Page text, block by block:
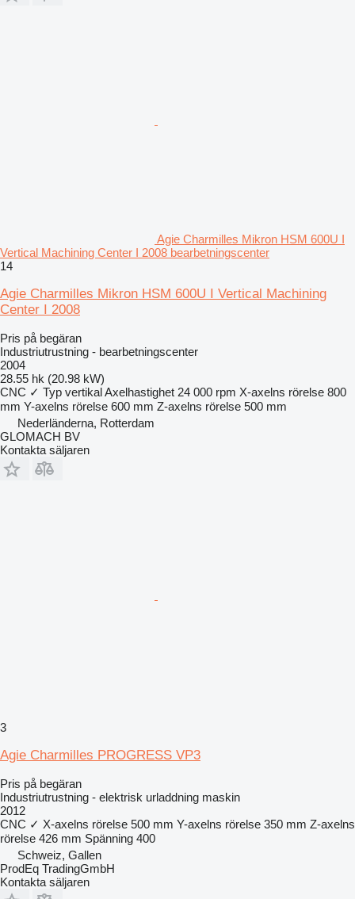
Agie Charmilles Mikron HSM 600U I
Vertical Machining Center I 2008 bearbetningscenter
14
Agie Charmilles Mikron HSM 600U I Vertical Machining
Center I 2008
Pris på begäran
Industriutrustning - bearbetningscenter
2004
28.55 hk (20.98 kW)
CNC ✓ Typ vertikalAxelhastighet 24 000 rpm X-axelns rörelse 800
mm Y-axelns rörelse 600 mm Z-axelns rörelse 500 mm
Nederländerna, Rotterdam
GLOMACH BV
Kontakta säljaren
3
Agie Charmilles PROGRESS VP3
Pris på begäran
Industriutrustning - elektrisk urladdning maskin
2012
CNC ✓ X-axelns rörelse 500 mm Y-axelns rörelse 350 mm Z-axelns
rörelse 426 mm Spänning 400
Schweiz, Gallen
ProdEq TradingGmbH
Kontakta säljaren